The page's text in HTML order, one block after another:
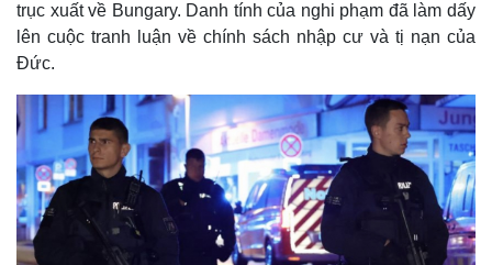
trục xuất về Bungary. Danh tính của nghi phạm đã làm dấy
lên cuộc tranh luận về chính sách nhập cư và tị nạn của
Đức.